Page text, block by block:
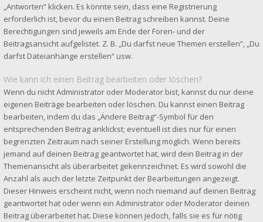
„Antworten“ klicken. Es könnte sein, dass eine Registrierung
erforderlich ist, bevor du einen Beitrag schreiben kannst. Deine
Berechtigungen sind jeweils am Ende der Foren- und der
Beitragsansicht aufgelistet. Z. B. „Du darfst neue Themen erstellen“, „Du
darfst Dateianhänge erstellen“ usw.
Wie kann ich einen Beitrag bearbeiten oder löschen?
Wenn du nicht Administrator oder Moderator bist, kannst du nur deine
eigenen Beiträge bearbeiten oder löschen. Du kannst einen Beitrag
bearbeiten, indem du das „Ändere Beitrag“-Symbol für den
entsprechenden Beitrag anklickst; eventuell ist dies nur für einen
begrenzten Zeitraum nach seiner Erstellung möglich. Wenn bereits
jemand auf deinen Beitrag geantwortet hat, wird dein Beitrag in der
Themenansicht als überarbeitet gekennzeichnet. Es wird sowohl die
Anzahl als auch der letzte Zeitpunkt der Bearbeitungen angezeigt.
Dieser Hinweis erscheint nicht, wenn noch niemand auf deinen Beitrag
geantwortet hat oder wenn ein Administrator oder Moderator deinen
Beitrag überarbeitet hat. Diese können jedoch, falls sie es für nötig